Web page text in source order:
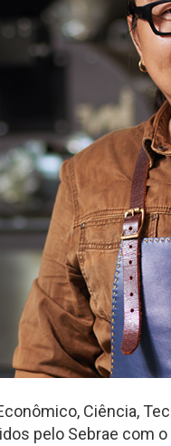
Ciência,
pelo Sebrae com o